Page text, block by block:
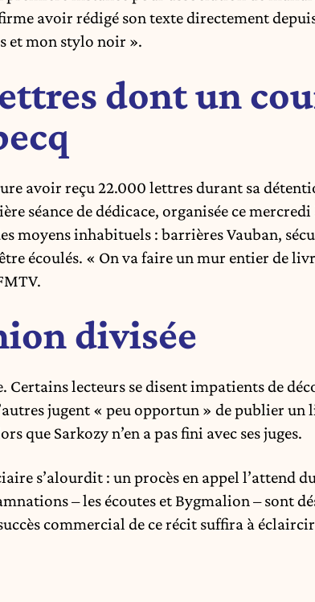
avoir rédigé son texte directement
et mon stylo noir ».
dont un
avoir reçu 22.000 lettres durant sa
séance de dédicace, organisée ce
moyens inhabituels : barrières Vauban,
écoulés. « On va faire un mur entier de
divisée
Certains lecteurs se disent impatients de
jugent « peu opportun » de publier un
que Sarkozy n’en a pas fini avec ses juges.
s’alourdit : un procès en appel l’attend
– les écoutes et Bygmalion – sont
commercial de ce récit suffira à